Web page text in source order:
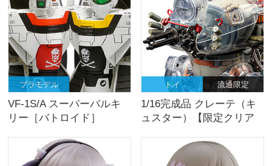
プラモデル
VF-1S/A スーパーバルキ
リー［バトロイド］
トイ 流通限定
1/16完成品 クレーテ（キ
ュスター）【限定クリア